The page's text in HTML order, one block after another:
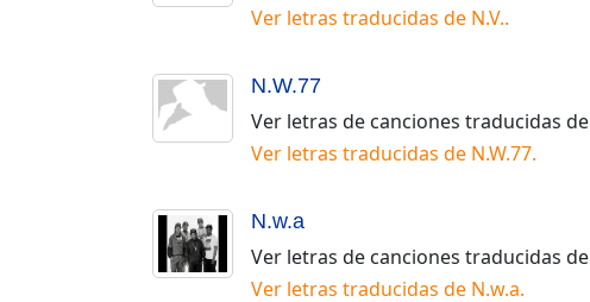
Ver letras traducidas de N.V..
N.W.77
Ver letras de canciones traducidas de
Ver letras traducidas de N.W.77.
N.w.a
Ver letras de canciones traducidas de
Ver letras traducidas de N.w.a.